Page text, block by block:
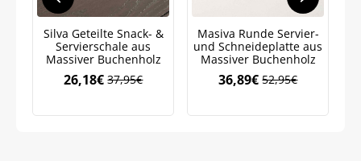
Silva Geteilte Snack- &
Servierschale aus
Massiver Buchenholz
37,95€
Ursprünglicher
war:
26,18€Aktueller
ist:
Masiva Runde Servier-
und Schneideplatte aus
Massiver Buchenholz
52,95€
Ursprünglicher
war:
36,89€Aktueller
ist:
auf Ihre erste Bestellung sichern!
Meinen Code senden